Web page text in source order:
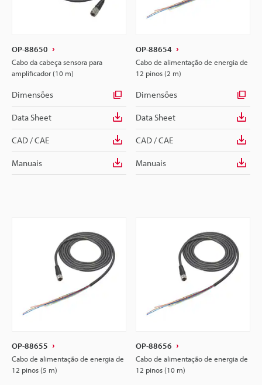
OP-88650
Cabo da cabeça sensora para
amplificador (10 m)
Dimensões
Data Sheet
CAD / CAE
Manuais
OP-88654
Cabo de alimentação de energia de
12 pinos (2 m)
Dimensões
Data Sheet
CAD / CAE
Manuais
OP-88655
Cabo de alimentação de energia de
12 pinos (5 m)
OP-88656
Cabo de alimentação de energia de
12 pinos (10 m)